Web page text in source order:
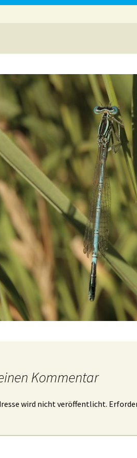
Kommentar
wird nicht veröffentlicht.